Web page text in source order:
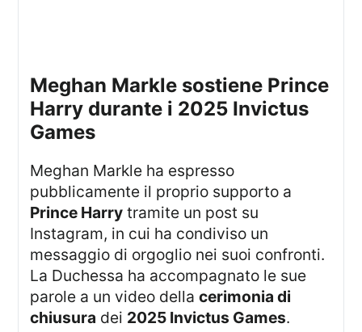
Meghan Markle sostiene Prince
Harry durante i 2025 Invictus
Games
Meghan Markle ha espresso
pubblicamente il proprio supporto a
Prince Harry tramite un post su
Instagram, in cui ha condiviso un
messaggio di orgoglio nei suoi confronti.
La Duchessa ha accompagnato le sue
parole a un video dellacerimonia di
chiusura dei 2025 Invictus Games.